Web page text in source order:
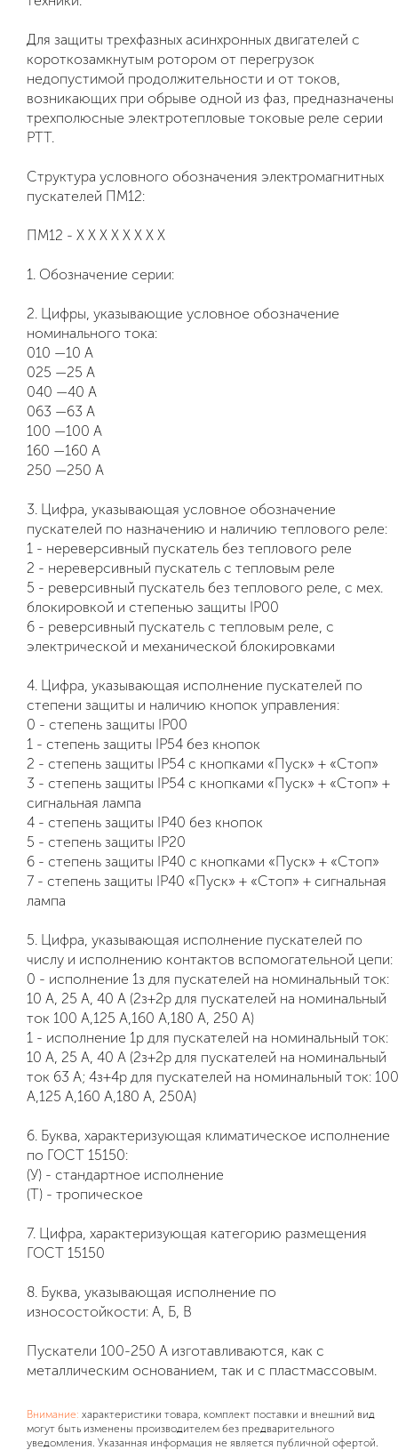
Для защиты трехфазных асинхронных двигателей с
короткозамкнутым ротором от перегрузок
недопустимой продолжительности и от токов,
возникающих при обрыве одной из фаз, предназначены
трехполюсные электротепловые токовые реле серии
РТТ.
Структура условного обозначения электромагнитных
пускателей ПМ12:
ПМ12 - Х Х Х Х Х Х Х Х
1. Обозначение серии:
2. Цифры, указывающие условное обозначение
номинального тока:
010 —10 А
025 —25 А
040 —40 А
063 —63 А
100 —100 А
160 —160 А
250 —250 А
3. Цифра, указывающая условное обозначение
пускателей по назначению и наличию теплового реле:
1 - нереверсивный пускатель без теплового реле
2 - нереверсивный пускатель с тепловым реле
5 - реверсивный пускатель без теплового реле, с мех.
блокировкой и степенью защиты IP00
6 - реверсивный пускатель с тепловым реле, с
электрической и механической блокировками
4. Цифра, указывающая исполнение пускателей по
степени защиты и наличию кнопок управления:
0 - степень защиты IP00
1 - степень защиты IP54 без кнопок
2 - степень защиты IP54 с кнопками «Пуск» + «Стоп»
3 - степень защиты IP54 с кнопками «Пуск» + «Стоп» +
сигнальная лампа
4 - степень защиты IP40 без кнопок
5 - степень защиты IP20
6 - степень защиты IP40 с кнопками «Пуск» + «Стоп»
7 - степень защиты IP40 «Пуск» + «Стоп» + сигнальная
лампа
5. Цифра, указывающая исполнение пускателей по
числу и исполнению контактов вспомогательной цепи:
0 - исполнение 1з для пускателей на номинальный ток:
10 А, 25 А, 40 А (2з+2р для пускателей на номинальный
ток 100 А,125 А,160 А,180 А, 250 А)
1 - исполнение 1р для пускателей на номинальный ток:
10 А, 25 А, 40 А (2з+2р для пускателей на номинальный
ток 63 А; 4з+4р для пускателей на номинальный ток: 100
А,125 А,160 А,180 А, 250А)
6. Буква, характеризующая климатическое исполнение
по ГОСТ 15150:
(У) - стандартное исполнение
(Т) - тропическое
7. Цифра, характеризующая категорию размещения
ГОСТ 15150
8. Буква, указывающая исполнение по
износостойкости: А, Б, В
Пускатели 100-250 А изготавливаются, как с
металлическим основанием, так и с пластмассовым.
Внимание: характеристики товара, комплект поставки и внешний вид
могут быть изменены производителем без предварительного
уведомления. Указанная информация не является публичной офертой.